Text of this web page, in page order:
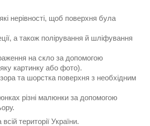
нерівності, щоб поверхня була
а також полірування й шліфування
на скло за допомогою
картинку або фото).
та шорстка поверхня з необхідним
різні малюнки за допомогою
території України.